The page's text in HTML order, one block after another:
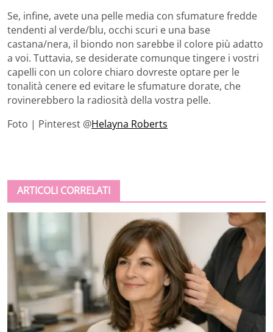
Se, infine, avete una pelle media con sfumature fredde
tendenti al verde/blu, occhi scuri e una base
castana/nera, il biondo non sarebbe il colore più adatto
a voi. Tuttavia, se desiderate comunque tingere i vostri
capelli con un colore chiaro dovreste optare per le
tonalità cenere ed evitare le sfumature dorate, che
rovinerebbero la radiosità della vostra pelle.
Foto | Pinterest @Helayna Roberts
ARTICOLI CORRELATI